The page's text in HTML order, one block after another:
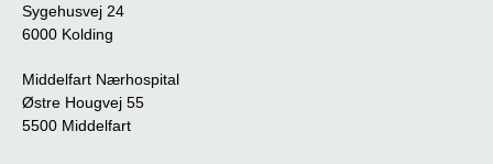
Sygehusvej 24
6000 Kolding
Middelfart Nærhospital
Østre Hougvej 55
5500 Middelfart